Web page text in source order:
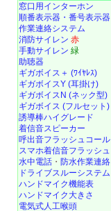
窓口用インターホン
順番表示器・番号表示器
作業連絡システム
消防サイレン 赤
手動サイレン 緑
助聴器
ギガボイス＋ (ﾜｲﾔﾚｽ)
ギガボイスY (耳掛け)
ギガボイスN (ネック型)
ギガボイス (フルセット)
誘導棒ハイグレード
着信音スピーカー
呼出音フラッシュコール
スマホ着信音フラッシュ
水中電話 ・ 防水作業連絡
ドライブスルーシステム
ハンドマイク機能表
ハンドマイク大きさ
電気式人工喉頭